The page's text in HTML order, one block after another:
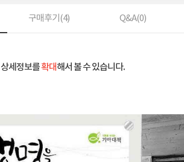
구매후기(4) Q&A(0)
상세정보를확대해서 볼 수 있습니다.